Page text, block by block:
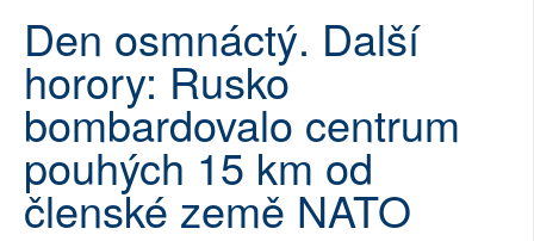
Den osmnáctý. Další
horory: Rusko
bombardovalo centrum
pouhých 15 km od
členské země NATO